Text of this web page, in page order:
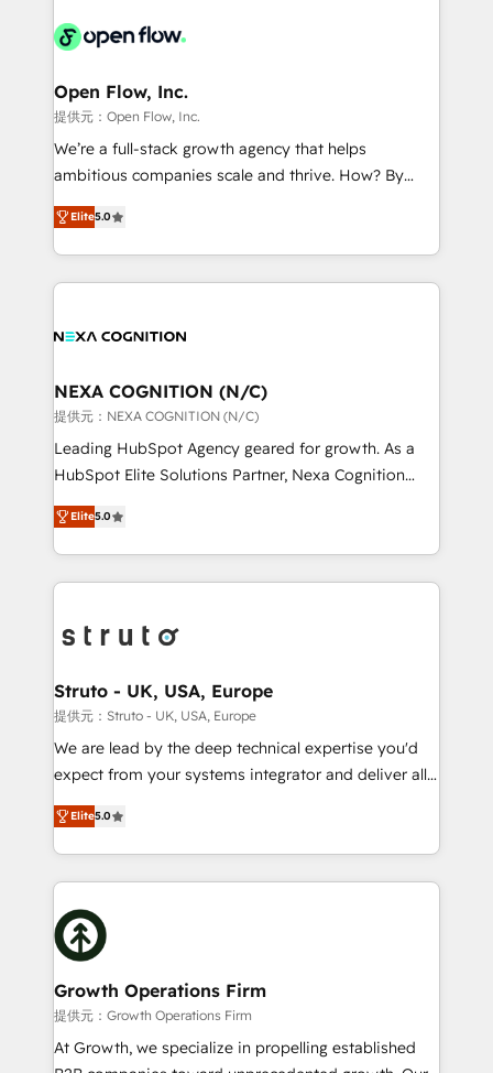
HIPAA-aware; CASL-compliant; GDPR-ready
implementations where required 💡 Why 500+
built to scale.
industrial/manufacturing, professional services,
distribution, commercial real estate, technology,
finserv/fintech, IT managed services, transportation
& logistics, energy/solar, staffing and recruiting,
media, healthcare and government contractors. Our
Technical Solutions, Enablement Solutions, Digital
Solutions and Growth Solutions. As a fully
Open Flow, Inc.
提供元：Open Flow, Inc.
We’re a full-stack growth agency that helps
ambitious companies scale and thrive. How? By
upgrading and streamlining every single revenue-
generating aspect of your business. We’re proud
HubSpot Elite Solutions Partners and devout CRM
nerds who can harness HubSpot’s custom digital
experience. Working hand-in-hand with your team,
traffic, generates better leads and crushes your
revenue goals. We've worked with thousands of
HubSpot customers and we'd love to work with you
too! Clients come to us for: Advanced CRM solutions
HubSpot Data System Migrations between systems
to HubSpot New lead generation strategies Time-
website development Award-winning creative
design We live and breathe HubSpot and are ready
Elite5.0
NEXA COGNITION (N/C)
提供元：NEXA COGNITION (N/C)
Leading HubSpot Agency geared for growth. As a
HubSpot Elite Solutions Partner, Nexa Cognition
ranks in the top 1% of global HubSpot Partners and
has been one of the longest-standing partners since
2012. We empower businesses to harness the full
potential of HubSpot by combining strategic
bespoke HubSpot solutions tailored to drive
Choose Nexa Cognition? 🚀 HubSpot Expertise: Our
certified team specialises in CRM implementation,
marketing automation, and revenue operations. 🤝
Custom Solutions: From onboarding and
HubSpot with your business needs. 🌟 Proven
Results: We’ve helped businesses of all sizes
Packages: Choose ongoing support or project-based
solutions. We offer service packages designed to fit
Elite5.0
Struto - UK, USA, Europe
提供元：Struto - UK, USA, Europe
We are lead by the deep technical expertise you'd
expect from your systems integrator and deliver all
the agency services you'd expect from your
HubSpot Solutions Partner. As one of the UK's
longest-standing partners, we are experts at
maximising the value of the HubSpot platform and
building an integrated growth stack that brings your
business, operational and technical requirements to
life, and creates a 360˚ view of your customer to
help your teams do more. We specialise in HubSpot
technical services, website design and development
as well as agency services that help set you up for
success. Now, more than ever you need to connect
Elite5.0
Growth Operations Firm
提供元：Growth Operations Firm
At Growth, we specialize in propelling established